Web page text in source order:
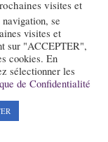
visites et
se
visites et
sur "ACCEPTER",
cookies. En
sélectionner les
de Confidentialité